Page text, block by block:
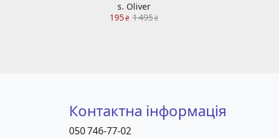
s. Oliver
195₴ 1 495₴
Контактна інформація
050 746-77-02